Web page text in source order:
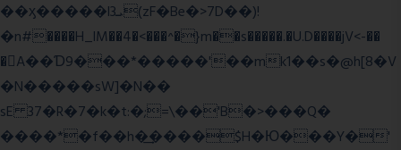
��ӽ�����l3ܝ(zF�Be�>7D��)!
�n#����H_lM��4�<���^�}m��s�����.�U.D����jV<-��
�A��Ɗ9���*�����'��mk1��s�@h[8�V
�N�����sW]�N��
sE 37�R�7�k�t:�;=\��'B�>���Q�
����*�f��h�͢����$H�Ю���Y�'